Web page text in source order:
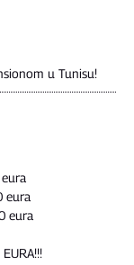
u Tunisu!
eura
eura